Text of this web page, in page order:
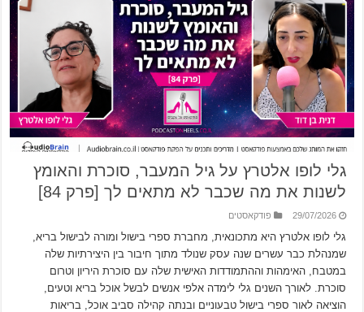
גלי לופו אלטרץ על גיל המעבר, סוכרת והאומץ
לשנות את מה שכבר לא מתאים לך [פרק 84]
29/07/2026 פודקאסטים
גלי לופו אלטרץ היא מתכונאית, מחברת ספרי בישול ומורה לבישול בריא,
שמנהלת כבר עשרים שנה עסק שנולד מתוך חיבור בין היצירתיות שלה
במטבח, האימהות וההתמודדות האישית שלה עם סוכרת היריון וטרום
סוכרת. לאורך השנים גלי לימדה אלפי אנשים לבשל אוכל בריא וטעים,
הוציאה לאור ספרי בישול טבעוניים ובנתה קהילה סביב אוכל, בריאות